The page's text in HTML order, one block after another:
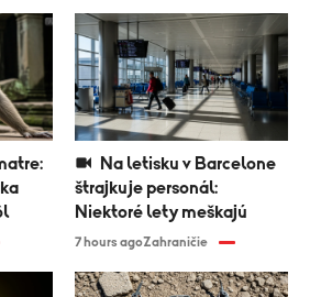
štrajkuje personál:
Niektoré lety meškajú
7 hours agoZahraničie